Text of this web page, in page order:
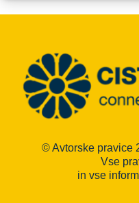
© Avtorske pravice
Vse
in vse